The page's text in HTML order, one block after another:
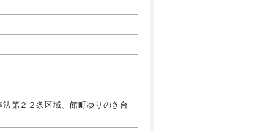
第２２条区域、館町ゆりのき台